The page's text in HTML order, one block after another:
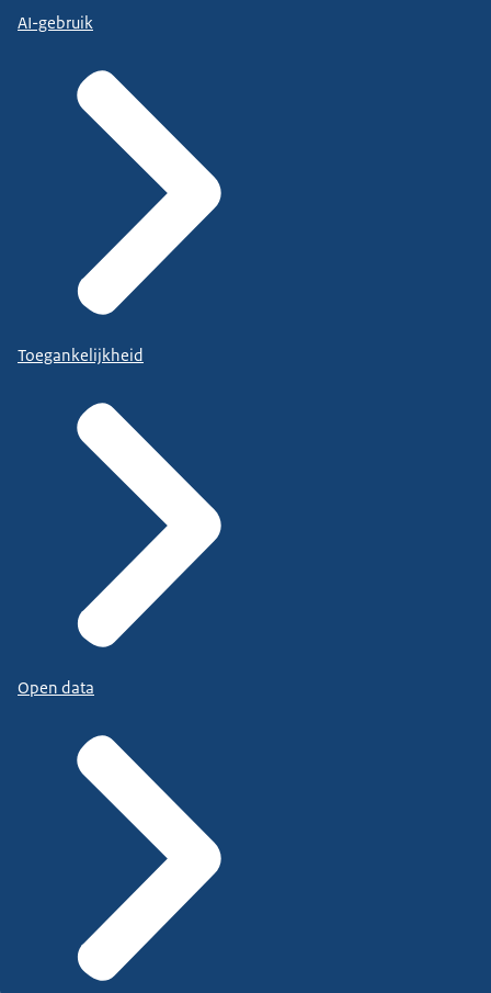
AI-gebruik
Toegankelijkheid
Open data